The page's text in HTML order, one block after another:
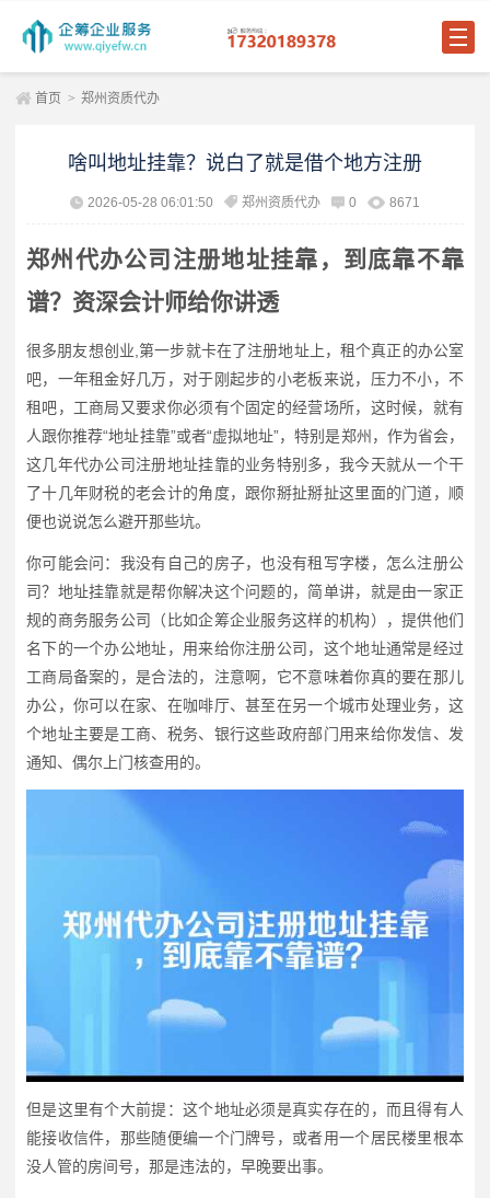
首页 > 郑州资质代办
啥叫地址挂靠？说白了就是借个地方注册
2026-05-28 06:01:50 郑州资质代办 0 8671
郑州代办公司注册地址挂靠，到底靠不靠
谱？资深会计师给你讲透
很多朋友想创业,第一步就卡在了注册地址上，租个真正的办公室
吧，一年租金好几万，对于刚起步的小老板来说，压力不小，不
租吧，工商局又要求你必须有个固定的经营场所，这时候，就有
人跟你推荐“地址挂靠”或者“虚拟地址”，特别是郑州，作为省会，
这几年代办公司注册地址挂靠的业务特别多，我今天就从一个干
了十几年财税的老会计的角度，跟你掰扯掰扯这里面的门道，顺
便也说说怎么避开那些坑。
你可能会问：我没有自己的房子，也没有租写字楼，怎么注册公
司？地址挂靠就是帮你解决这个问题的，简单讲，就是由一家正
规的商务服务公司（比如企筹企业服务这样的机构），提供他们
名下的一个办公地址，用来给你注册公司，这个地址通常是经过
工商局备案的，是合法的，注意啊，它不意味着你真的要在那儿
办公，你可以在家、在咖啡厅、甚至在另一个城市处理业务，这
个地址主要是工商、税务、银行这些政府部门用来给你发信、发
通知、偶尔上门核查用的。
但是这里有个大前提：这个地址必须是真实存在的，而且得有人
能接收信件，那些随便编一个门牌号，或者用一个居民楼里根本
没人管的房间号，那是违法的，早晚要出事。